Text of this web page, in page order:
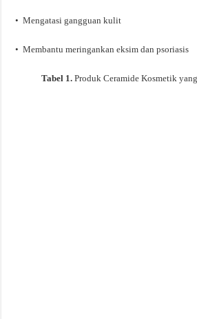
• Mengatasi gangguan kulit
• Membantu meringankan eksim dan psoriasis
Tabel 1.Produk Ceramide Kosmetik yang